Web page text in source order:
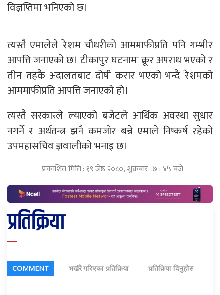
विज्ञप्तिमा भनिएको छ।
त्यस्तै एमालेले रेशम चौधरीको आममाफीप्रति पनि गम्भीर
आपत्ति जनाएको छ। टीकापुर घटनामा क्रूर अपराध भएको र
तीन तहकै अदालतबाट दोषी करार भएको भन्दै रेशमको
आममाफीप्रति आपत्ति जनाएको हो।
त्यस्तै सरकारले ल्याएको बजेटले आर्थिक अवस्था सुधार
नगर्ने र अर्थतन्त्र झनै कमजोर बन्ने एमाले निष्कर्ष रहेको
उपमहासचिव ज्ञवालीको भनाइ छ।
प्रकाशित मिति : १९ जेष्ठ २०८०, शुक्रबार ७ : ४५ बजे
प्रतिक्रिया
COMMENT भर्खरै गरिएका प्रतिक्रिया प्रतिक्रिया दिनुहोस